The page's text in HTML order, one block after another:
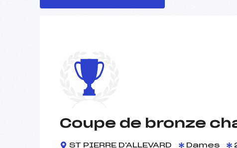
Coupe de bronze
ST PIERRE D'ALLEVARD Dames